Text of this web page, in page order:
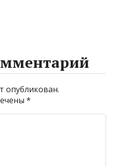
опубликован.
*